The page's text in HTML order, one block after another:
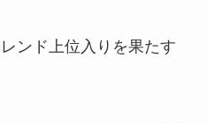
ンド上位入りを果たす